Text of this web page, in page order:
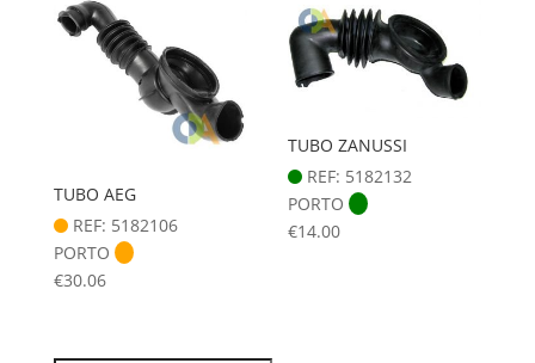
TUBO AEG
REF: 5182106
PORTO
€30.06
TUBO ZANUSSI
REF: 5182132
PORTO
€14.00